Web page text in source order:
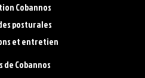
Cobannos
posturales
et entretien
de Cobannos